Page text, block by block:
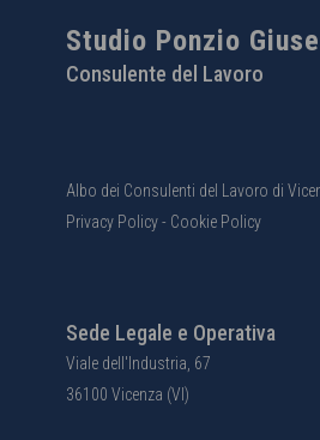
Studio Ponzio
Consulente del Lavoro
Albo dei Consulenti del Lavoro di
Privacy Policy- Cookie Policy
Sede Legale e Operativa
Viale dell'Industria, 67
36100 Vicenza (VI)